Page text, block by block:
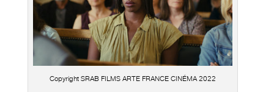
Copyright SRAB FILMS ARTE FRANCE CINÉMA 2022